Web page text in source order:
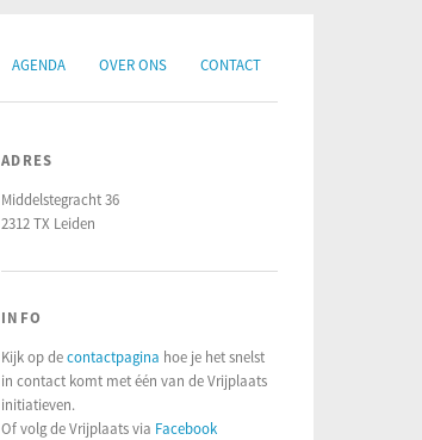
AGENDA OVER ONS CONTACT
ADRES
Middelstegracht 36
2312 TX Leiden
INFO
Kijk op decontactpagina hoe je het snelst
in contact komt met één van de Vrijplaats
initiatieven.
Of volg de Vrijplaats via Facebook